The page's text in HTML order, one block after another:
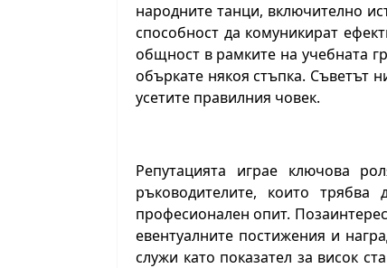
народните танци, включително
способност да комуникират
общност в рамките на учебната
объркате някоя стъпка. Съветът
усетите правилния човек.
Репутацията играе ключова
ръководителите, които
професионален опит.
евентуалните постижения и
служи като показател за висок